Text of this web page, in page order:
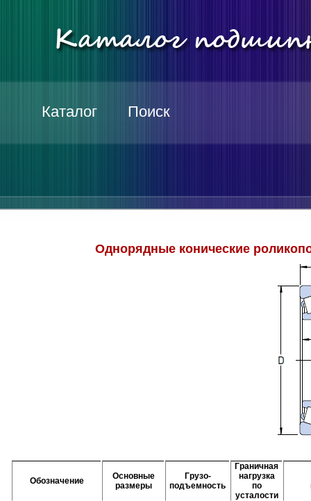
Каталог Поиск
Однорядные конические
Обозначение
Основные
размеры
Грузо-
подъемность
Граничная
нагрузка
по
усталости